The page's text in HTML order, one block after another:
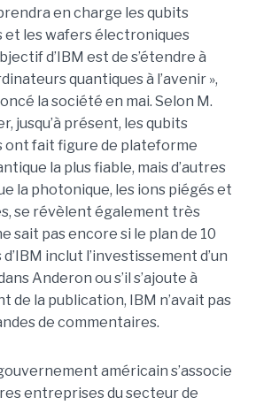
en charge les qubits
et les wafers électroniques
d’IBM est de s’étendre à
quantiques à l’avenir »,
la société en mai. Selon M.
jusqu’à présent, les qubits
ont fait figure de plateforme
la plus fiable, mais d’autres
la photonique, les ions piégés et
se révèlent également très
sait pas encore si le plan de 10
inclut l’investissement d’un
Anderon ou s’il s’ajoute à
de la publication, IBM n’avait pas
de commentaires.
américain s’associe
entreprises du secteur de